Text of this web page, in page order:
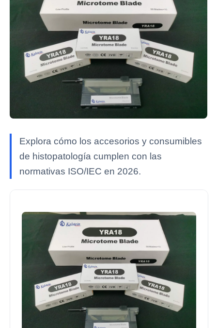
Explora cómo los accesorios y consumibles
de histopatología cumplen con las
normativas ISO/IEC en 2026.